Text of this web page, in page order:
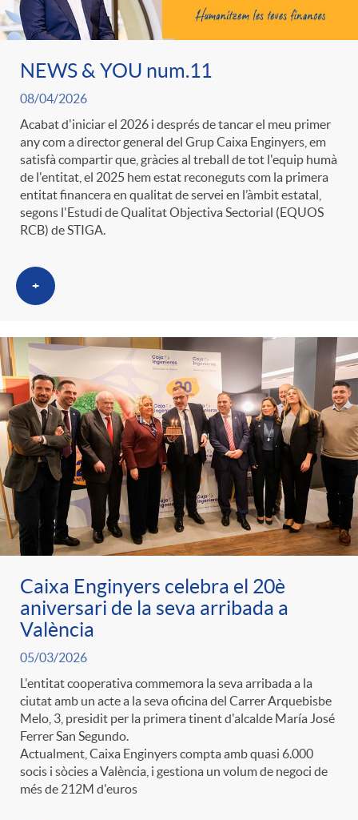
r
a
S
a
a
d
e
p
r
e
n
s
a
ó
p
e
r
c
a
t
e
g
o
r
i
e
s
t
e
n
i
d
o
A
n
c
l
a
F
i
l
t
r
l
c
a
d
o
r
d
e
c
o
n
t
i
n
g
NEWS & YOU num.11
08/04/2026
Acabat d'iniciar el 2026 i després de tancar el meu primer
any com a director general del Grup Caixa Enginyers, em
satisfà compartir que, gràcies al treball de tot l'equip humà
de l'entitat, el 2025 hem estat reconeguts com la primera
entitat financera en qualitat de servei en l’àmbit estatal,
segons l'Estudi de Qualitat Objectiva Sectorial (EQUOS
RCB) de STIGA.
+
Caixa Enginyers celebra el 20è
aniversari de la seva arribada a
València
05/03/2026
L'entitat cooperativa commemora la seva arribada a la
ciutat amb un acte a la seva oficina del Carrer Arquebisbe
Melo, 3, presidit per la primera tinent d'alcalde María José
Ferrer San Segundo.
Actualment, Caixa Enginyers compta amb quasi 6.000
socis i sòcies a València, i gestiona un volum de negoci de
més de 212M d'euros